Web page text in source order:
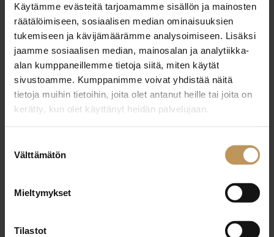
Käytämme evästeitä tarjoamamme sisällön ja mainosten
räätälöimiseen, sosiaalisen median ominaisuuksien
tukemiseen ja kävijämäärämme analysoimiseen. Lisäksi
jaamme sosiaalisen median, mainosalan ja analytiikka-
alan kumppaneillemme tietoja siitä, miten käytät
sivustoamme. Kumppanimme voivat yhdistää näitä
tietoja muihin tietoihin, joita olet antanut heille tai joita on
kerätty, kun olet käyttänyt heidän palvelujaan.
valinta
Välttämätön
Mieltymykset
Tilastot
29.2.2024
Lue artikkeli